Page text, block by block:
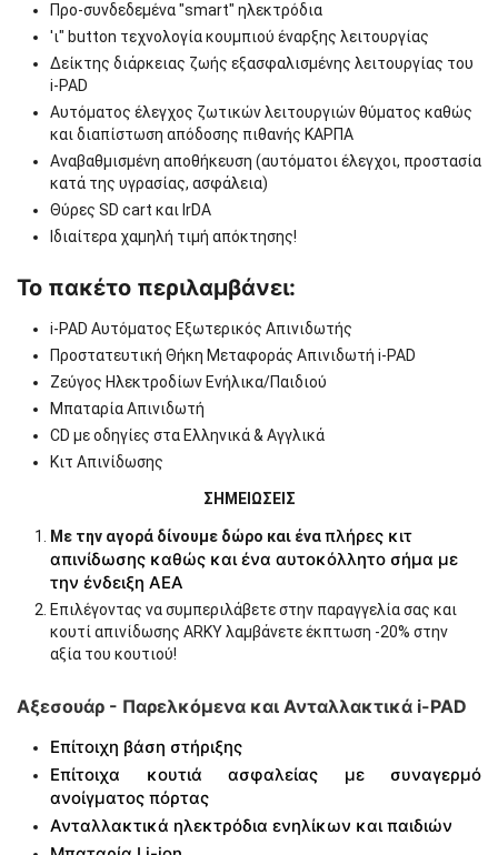
Προ-συνδεδεμένα "smart" ηλεκτρόδια
'ι" button τεχνολογία κουμπιού έναρξης λειτουργίας
Δείκτης διάρκειας ζωής εξασφαλισμένης λειτουργίας του
i-PAD
Αυτόματος έλεγχος ζωτικών λειτουργιών θύματος καθώς
και διαπίστωση απόδοσης πιθανής ΚΑΡΠΑ
Αναβαθμισμένη αποθήκευση (αυτόματοι έλεγχοι, προστασία
κατά της υγρασίας, ασφάλεια)
Θύρες SD cart και IrDA
Ιδιαίτερα χαμηλή τιμή απόκτησης!
Το πακέτο περιλαμβάνει:
i-PAD Αυτόματος Εξωτερικός Απινιδωτής
Προστατευτική Θήκη Μεταφοράς Απινιδωτή i-PAD
Ζεύγος Ηλεκτροδίων Ενήλικα/Παιδιού
Μπαταρία Απινιδωτή
CD με οδηγίες στα Ελληνικά & Αγγλικά
Κιτ Απινίδωσης
ΣΗΜΕΙΩΣΕΙΣ
Με την αγορά δίνουμε δώρο και έναπλήρες κιτ
απινίδωσης καθώς και ένα αυτοκόλλητο σήμα με
την ένδειξη ΑΕΑ
Επιλέγοντας να συμπεριλάβετε στην παραγγελία σας και
κουτί απινίδωσης ARKY λαμβάνετε έκπτωση -20% στην
αξία του κουτιού!
Αξεσουάρ - Παρελκόμενα και Ανταλλακτικά i-PAD
Επίτοιχη βάση στήριξης
Επίτοιχα κουτιά ασφαλείας με συναγερμό
ανοίγματος πόρτας
Ανταλλακτικά ηλεκτρόδια ενηλίκων και παιδιών